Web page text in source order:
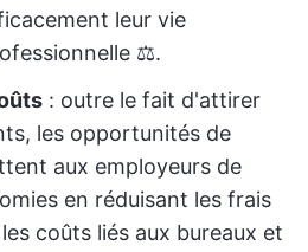
leur vie
⚖️.
: outre le fait d'attirer
les opportunités de
aux employeurs de
en réduisant les frais
coûts liés aux bureaux et